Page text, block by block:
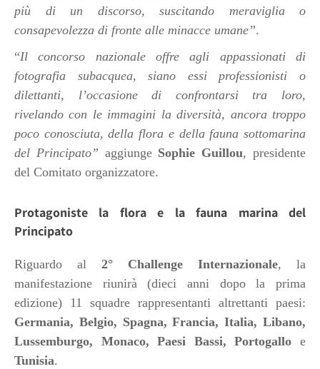
più di un discorso, suscitando meraviglia o
consapevolezza di fronte alle minacce umane”.
“Il concorso nazionale offre agli appassionati di
fotografia subacquea, siano essi professionisti o
dilettanti, l’occasione di confrontarsi tra loro,
rivelando con le immagini la diversità, ancora troppo
poco conosciuta, della flora e della fauna sottomarina
del Principato” aggiunge Sophie Guillou, presidente
del Comitato organizzatore.
Protagoniste la flora e la fauna marina del
Principato
Riguardo al 2° Challenge Internazionale, la
manifestazione riunirà (dieci anni dopo la prima
edizione) 11 squadre rappresentanti altrettanti paesi:
Germania, Belgio, Spagna, Francia, Italia, Libano,
Lussemburgo, Monaco, Paesi Bassi, Portogallo e
Tunisia.